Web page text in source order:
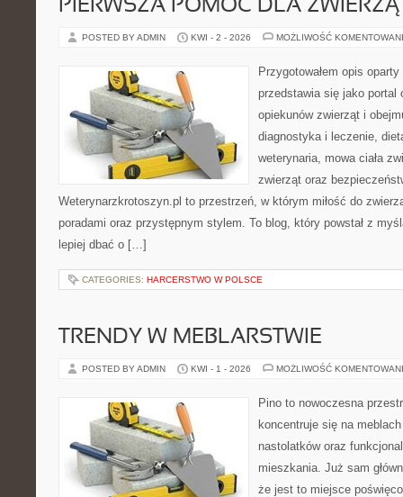
PIERWSZA POMOC DLA
POSTED BY ADMIN KWI - 2 - 2026 MOŻLIWOŚĆ
Przygotowałem opis
przedstawia się jako portal
opiekunów zwierząt i
diagnostyka i leczenie,
weterynaria, mowa ciała
zwierząt oraz
Weterynarzkrotoszyn.pl to przestrzeń, w którym miłość do
poradami oraz przystępnym stylem. To blog, który powstał z
lepiej dbać o […]
CATEGORIES: HARCERSTWO W POLSCE
TRENDY W MEBLARSTWIE
POSTED BY ADMIN KWI - 1 - 2026 MOŻLIWOŚĆ
Pino to nowoczesna
koncentruje się na
nastolatków oraz
mieszkania. Już sam
że jest to miejsce